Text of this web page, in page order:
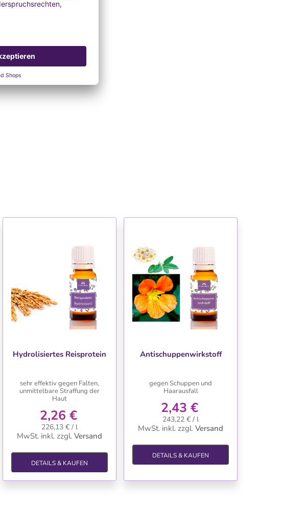
Hydrolisiertes Reisprotein
sehr effektiv gegen Falten,
unmittelbare Straffung der
Haut
2,26 €
226,13 € / l
MwSt. inkl. zzgl. Versand
DETAILS & KAUFEN
Antischuppenwirkstoff
gegen Schuppen und
Haarausfall
2,43 €
243,22 € / l
MwSt. inkl. zzgl. Versand
DETAILS & KAUFEN